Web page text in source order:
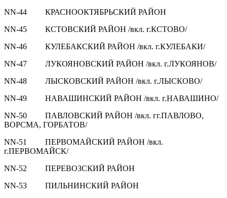
NN-44 КРАСНООКТЯБРЬСКИЙ РАЙОН
NN-45 КСТОВСКИЙ РАЙОН /вкл. г.КСТОВО/
NN-46 КУЛЕБАКСКИЙ РАЙОН /вкл. г.КУЛЕБАКИ/
NN-47 ЛУКОЯНОВСКИЙ РАЙОН /вкл. г.ЛУКОЯНОВ/
NN-48 ЛЫСКОВСКИЙ РАЙОН /вкл. г.ЛЫСКОВО/
NN-49 НАВАШИНСКИЙ РАЙОН /вкл. г.НАВАШИНО/
NN-50 ПАВЛОВСКИЙ РАЙОН /вкл. гг.ПАВЛОВО,
ВОРСМА, ГОРБАТОВ/
NN-51 ПЕРВОМАЙСКИЙ РАЙОН /вкл.
г.ПЕРВОМАЙСК/
NN-52 ПЕРЕВОЗСКИЙ РАЙОН
NN-53 ПИЛЬНИНСКИЙ РАЙОН